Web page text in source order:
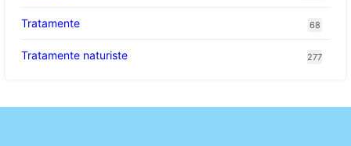
Tratamente 68
Tratamente naturiste 277